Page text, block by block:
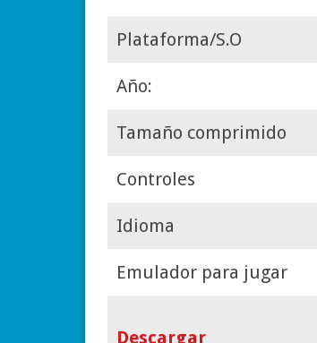
Plataforma/S.O
Año:
Tamaño comprimido
Controles
Idioma
Emulador para jugar
Descargar